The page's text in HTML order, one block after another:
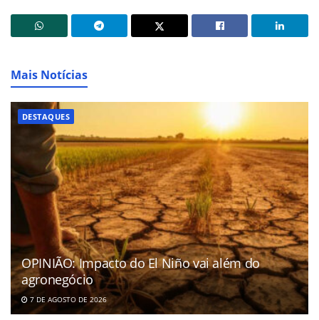
Mais Notícias
DESTAQUES
OPINIÃO: Impacto do El Niño vai além do
agronegócio
7 DE AGOSTO DE 2026